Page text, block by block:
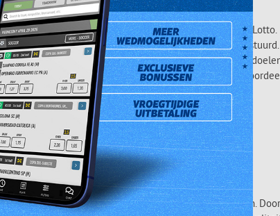
door de winsten gegenereerd door de Surinaamse Lotto.
bestuur van respectabele Surinaamse burgers bestuurd.
dan 200 liefdadigheidsinstellingen en andere goede
overeenkomstig strenge procedures en zonder
het Caraibisch
exploitant van Nationale Loterijen en leverancier van
Online
iGaming en Sports Betting tot het publiek te brengen. Door